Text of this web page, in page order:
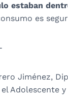
estaban
es
Jiménez,
Adolescente y